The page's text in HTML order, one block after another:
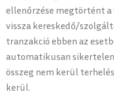
ellenőrzése megtörtént a
vissza kereskedő/
tranzakció ebben az
automatikusan
összeg nem kerül
kerül.